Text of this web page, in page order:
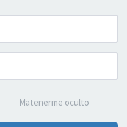
Matenerme oculto